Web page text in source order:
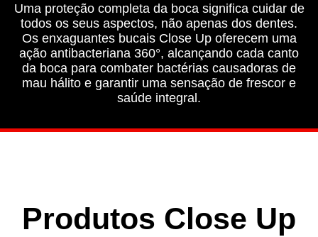
Uma proteção completa da boca significa cuidar de
todos os seus aspectos, não apenas dos dentes.
Os enxaguantes bucais Close Up oferecem uma
ação antibacteriana 360°, alcançando cada canto
da boca para combater bactérias causadoras de
mau hálito e garantir uma sensação de frescor e
saúde integral.
Produtos Close Up